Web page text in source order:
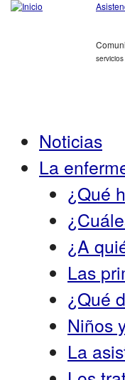
Noticias
La
¿Qué
¿A
Las
¿Qué
Niños
La